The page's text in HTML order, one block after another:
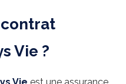
Vie ?
Vie est une assurance